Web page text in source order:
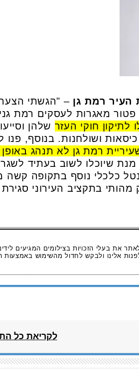
העיר רמת גן – "הגשתי
מאגרות לעסקים רמת גנים
לתיקון חוקי העזר שלהן
ושולחנות. בנוסף,
רמת גן לא תנהג
שיוכלו לשוב בעתיד
כלכלי נוסף בתקופה
בתקציב העירוני
את בעלי הזכויות בצילומים המגיעים
אלינו ולבקש לחדול מהשימוש באמצעות
לקריאת כל